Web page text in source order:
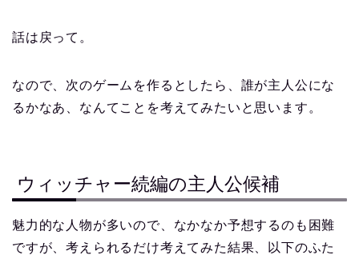
話は戻って。
なので、次のゲームを作るとしたら、誰が主人公にな
るかなあ、なんてことを考えてみたいと思います。
ウィッチャー続編の主人公候補
魅力的な人物が多いので、なかなか予想するのも困難
ですが、考えられるだけ考えてみた結果、以下のふた